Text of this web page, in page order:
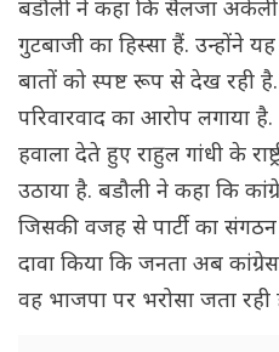
बडौली ने कहा कि सैलजा
गुटबाजी का हिस्सा हैं. उन्होंने
बातों को स्पष्ट रूप से देख रही है.
परिवारवाद का आरोप लगाया
हवाला देते हुए राहुल गांधी के
उठाया है. बडौली ने कहा कि
जिसकी वजह से पार्टी का
दावा किया कि जनता अब
वह भाजपा पर भरोसा जता रही